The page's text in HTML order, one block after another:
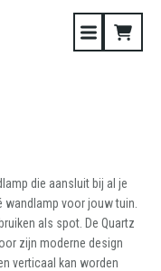
die aansluit bij al je
wandlamp voor jouw tuin.
als spot. De Quartz
zijn moderne design
verticaal kan worden